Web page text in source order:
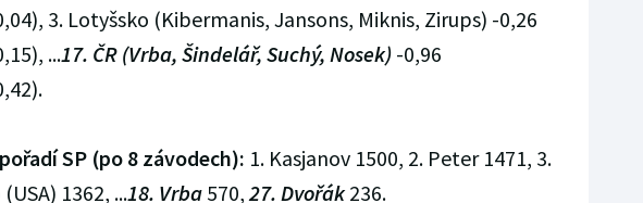
3. Lotyšsko (Kibermanis, Jansons, Miknis, Zirups) -0,26
...17. ČR (Vrba, Šindelář, Suchý, Nosek)-0,96
SP (po 8 závodech): 1. Kasjanov 1500, 2. Peter 1471, 3.
1362, ...18. Vrba570,27. Dvořák236.